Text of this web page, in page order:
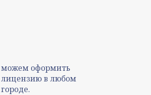
можем оформить
лицензию в любом
городе.